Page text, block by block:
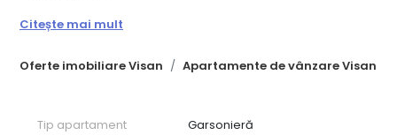
Oferte imobiliare Visan Apartamente de vânzare Visan
Ideala pentru o persoana sau un cuplu.
Citește mai mult
Tip apartament Garsonieră